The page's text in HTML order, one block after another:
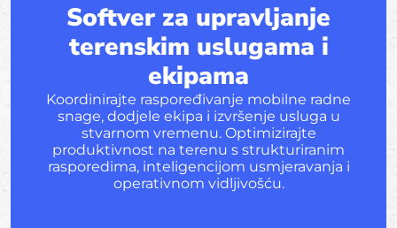
Softver za upravljanje
terenskim uslugama i
ekipama
Koordinirajte raspoređivanje mobilne radne
snage, dodjele ekipa i izvršenje usluga u
stvarnom vremenu. Optimizirajte
produktivnost na terenu s strukturiranim
rasporedima, inteligencijom usmjeravanja i
operativnom vidljivošću.